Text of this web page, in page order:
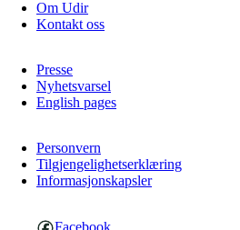
Om Udir
Kontakt oss
Presse
Nyhetsvarsel
English pages
Personvern
Tilgjengelighetserklæring
Informasjonskapsler